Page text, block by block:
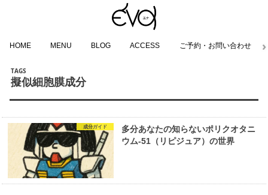
HOME MENU BLOG ACCESS ご予約・お問い合わせ
擬似細胞膜成分
成分ガイド
多分あなたの知らないポリクオタニ
ウム-51（リピジュア）の世界